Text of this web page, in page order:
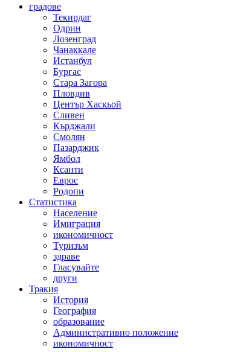
градове
Текирдаг
Одрин
Лозенград
Чанаккале
Истанбул
Бургас
Стара Загора
Пловдив
Център Хаскьой
Сливен
Кърджали
Смолян
Пазарджик
Ямбол
Ксанти
Еврос
Родопи
Статистика
Население
Имиграция
икономичност
Туризъм
здраве
Гласувайте
други
Тракия
История
География
образование
Административно положение
икономичност